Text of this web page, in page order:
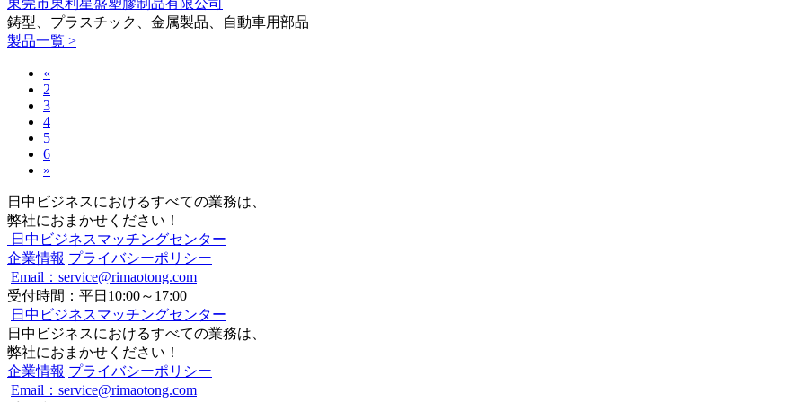
東莞市東利星盛塑膠制品有限公司
鋳型、プラスチック、金属製品、自動車用部品
製品一覧 >
«
2
3
4
5
6
»
日中ビジネスにおけるすべての業務は、
弊社におまかせください！
日中ビジネスマッチングセンター
企業情報 プライバシーポリシー
Email：service@rimaotong.com
受付時間：平日10:00～17:00
日中ビジネスマッチングセンター
日中ビジネスにおけるすべての業務は、
弊社におまかせください！
企業情報 プライバシーポリシー
Email：service@rimaotong.com